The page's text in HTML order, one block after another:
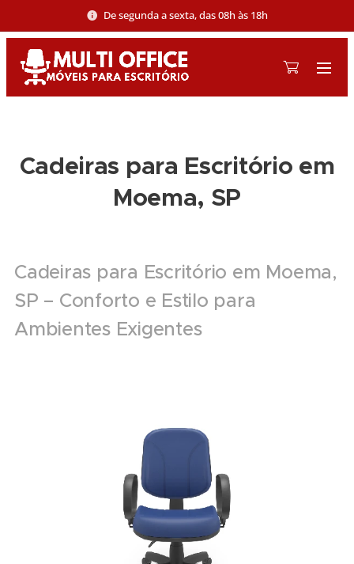
De segunda a sexta, das 08h às 18h
Cadeiras para Escritório em
Moema, SP
Cadeiras para Escritório em Moema,
SP – Conforto e Estilo para
Ambientes Exigentes